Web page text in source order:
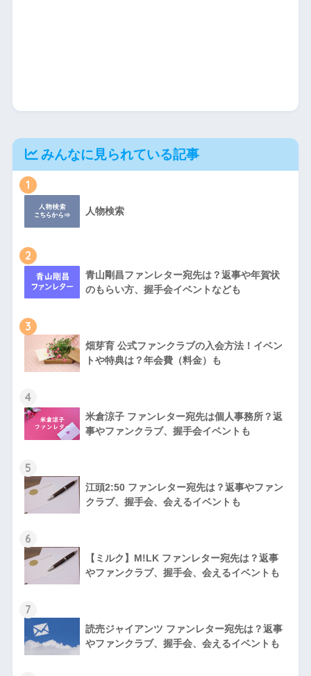
みんなに見られている記事
1
人物検索
2
青山剛昌ファンレター宛先は？返事や年賀状
のもらい方、握手会イベントなども
3
畑芽育 公式ファンクラブの入会方法！イベン
トや特典は？年会費（料金）も
4
米倉涼子 ファンレター宛先は個人事務所？返
事やファンクラブ、握手会イベントも
5
江頭2:50 ファンレター宛先は？返事やファン
クラブ、握手会、会えるイベントも
6
【ミルク】M!LK ファンレター宛先は？返事
やファンクラブ、握手会、会えるイベントも
7
読売ジャイアンツ ファンレター宛先は？返事
やファンクラブ、握手会、会えるイベントも